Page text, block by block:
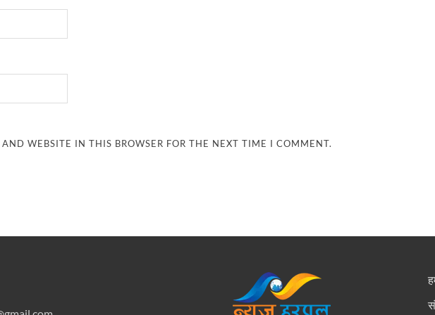
WEBSITE IN THIS BROWSER FOR THE NEXT TIME I COMMENT.